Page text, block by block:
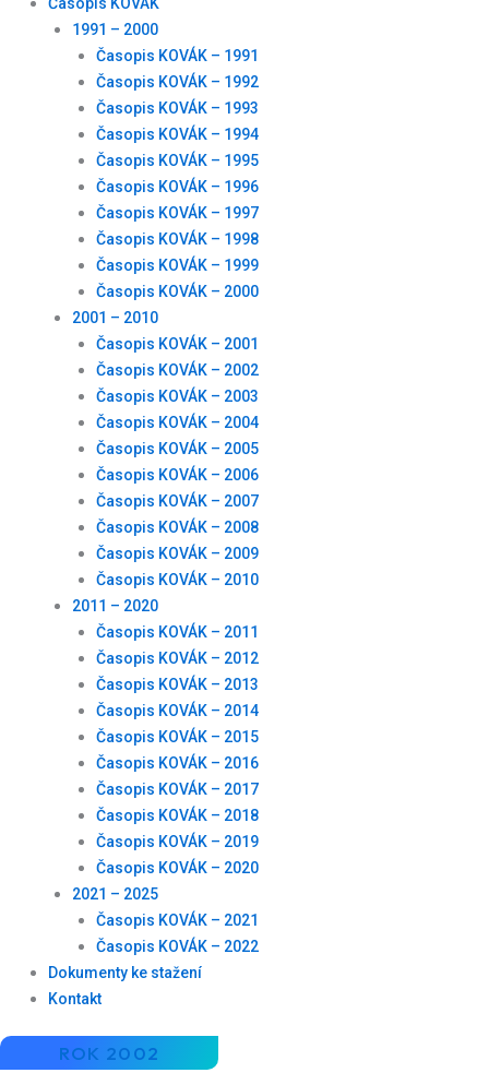
1991 – 2000
Časopis KOVÁK – 1991
Časopis KOVÁK – 1992
Časopis KOVÁK – 1993
Časopis KOVÁK – 1994
Časopis KOVÁK – 1995
Časopis KOVÁK – 1996
Časopis KOVÁK – 1997
Časopis KOVÁK – 1998
Časopis KOVÁK – 1999
Časopis KOVÁK – 2000
2001 – 2010
Časopis KOVÁK – 2001
Časopis KOVÁK – 2002
Časopis KOVÁK – 2003
Časopis KOVÁK – 2004
Časopis KOVÁK – 2005
Časopis KOVÁK – 2006
Časopis KOVÁK – 2007
Časopis KOVÁK – 2008
Časopis KOVÁK – 2009
Časopis KOVÁK – 2010
2011 – 2020
Časopis KOVÁK – 2011
Časopis KOVÁK – 2012
Časopis KOVÁK – 2013
Časopis KOVÁK – 2014
Časopis KOVÁK – 2015
Časopis KOVÁK – 2016
Časopis KOVÁK – 2017
Časopis KOVÁK – 2018
Časopis KOVÁK – 2019
Časopis KOVÁK – 2020
2021 – 2025
Časopis KOVÁK – 2021
Časopis KOVÁK – 2022
Dokumenty ke stažení
Kontakt
ROK 2002